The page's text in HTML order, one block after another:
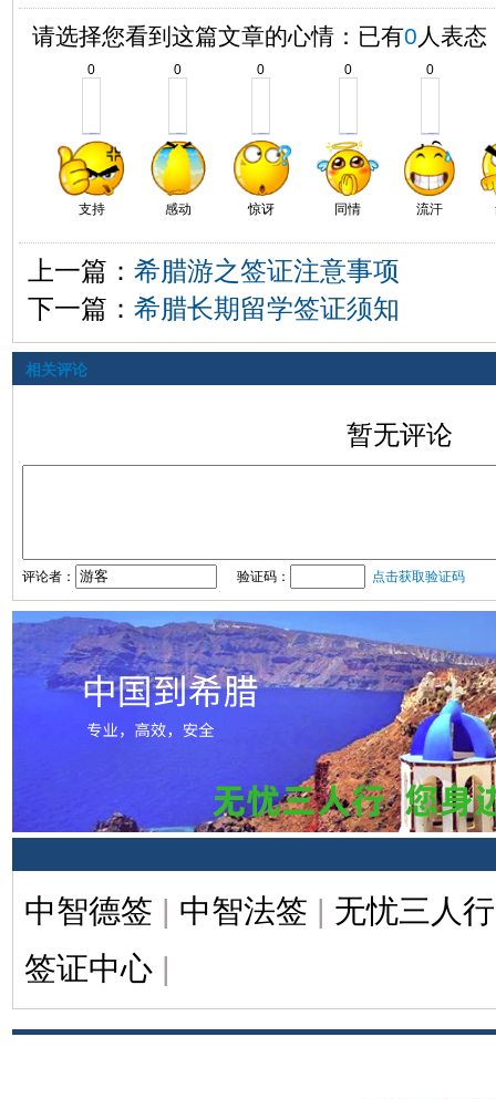
请选择您看到这篇文章的心情：已有0 人表态
0
支持
0
感动
0
惊讶
0
同情
0
流汗
上一篇： 希腊游之签证注意事项
下一篇： 希腊长期留学签证须知
相关评论
暂无评论
评论者： 验证码： 点击获取验证码
中智德签 | 中智法签 | 无忧三人
签证中心 |